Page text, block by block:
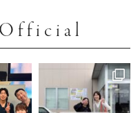
Official